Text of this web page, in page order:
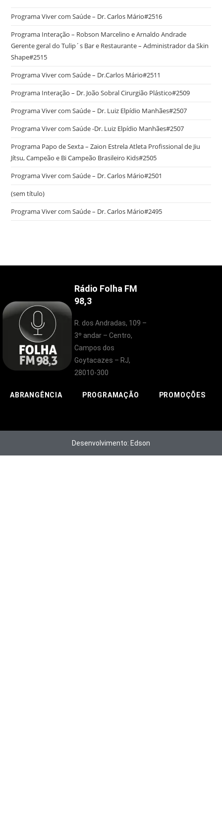
Programa Viver com Saúde – Dr. Carlos Mário#2516
Programa Interação – Robson Marcelino e Arnaldo Andrade
Gerente geral do Tulip´s Bar e Restaurante – Administrador da Skin
Shape#2515
Programa Viver com Saúde – Dr.Carlos Mário#2511
Programa Interação – Dr. João Sobral Cirurgião Plástico#2509
Programa Viver com Saúde – Dr. Luiz Elpídio Manhães#2507
Programa Viver com Saúde -Dr. Luiz Elpídio Manhães#2507
Programa Papo de Sexta – Zaion Estrela Atleta Profissional de Jiu
Jítsu, Campeão e Bi Campeão Brasileiro Kids#2505
Programa Viver com Saúde – Dr. Carlos Mário#2501
(sem título)
Programa Viver com Saúde – Dr. Carlos Mário#2495
Rádio Folha FM
98,3
R. dos Andradas, 109 –
3º andar – Centro,
Campos dos
Goytacazes – RJ,
28010-300
ABRANGÊNCIA PROGRAMAÇÃO PROMOÇÕES
Desenvolvimento: Edson